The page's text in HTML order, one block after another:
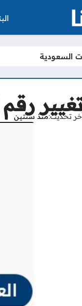
السعودية
تحديث منذ سنتين